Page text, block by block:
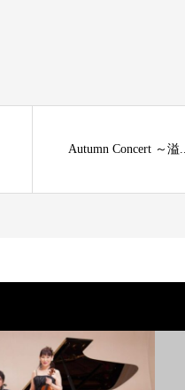
Autumn Concert ～溢...